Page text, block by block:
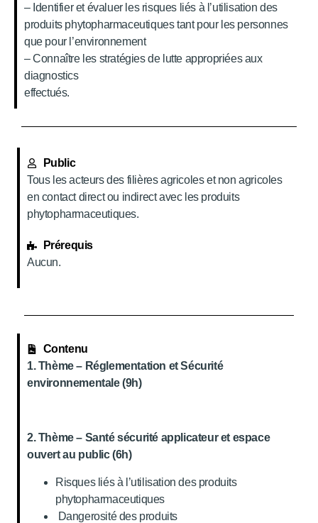
– Identifier et évaluer les risques liés à l’utilisation des
produits phytopharmaceutiques tant pour les personnes
que pour l’environnement
– Connaître les stratégies de lutte appropriées aux
diagnostics
effectués.
Public
Tous les acteurs des filières agricoles et non agricoles
en contact direct ou indirect avec les produits
phytopharmaceutiques.
Prérequis
Aucun.
Contenu
1. Thème – Réglementation et Sécurité
environnementale (9h)
2. Thème – Santé sécurité applicateur et espace
ouvert au public (6h)
Risques liés à l’utilisation des produits
phytopharmaceutiques
Dangerosité des produits